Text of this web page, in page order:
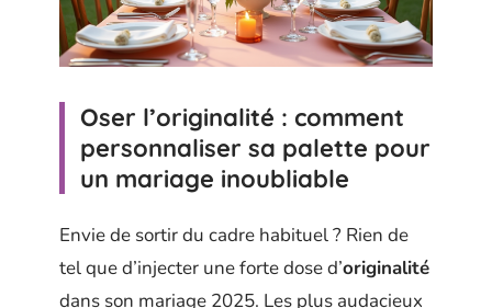
Oser l’originalité : comment
personnaliser sa palette pour
un mariage inoubliable
Envie de sortir du cadre habituel ? Rien de
tel que d’injecter une forte dose d’originalité
dans son mariage 2025. Les plus audacieux